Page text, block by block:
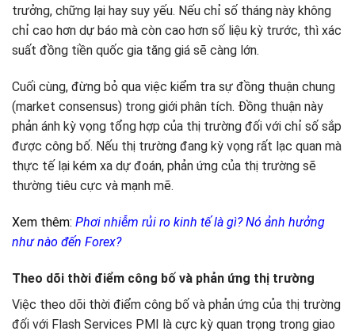
trưởng, chững lại hay suy yếu. Nếu chỉ số tháng này không
chỉ cao hơn dự báo mà còn cao hơn số liệu kỳ trước, thì xác
suất đồng tiền quốc gia tăng giá sẽ càng lớn.
Cuối cùng, đừng bỏ qua việc kiểm tra sự đồng thuận chung
(market consensus) trong giới phân tích. Đồng thuận này
phản ánh kỳ vọng tổng hợp của thị trường đối với chỉ số sắp
được công bố. Nếu thị trường đang kỳ vọng rất lạc quan mà
thực tế lại kém xa dự đoán, phản ứng của thị trường sẽ
thường tiêu cực và mạnh mẽ.
Xem thêm: Phơi nhiễm rủi ro kinh tế là gì? Nó ảnh hưởng
như nào đến Forex?
Theo dõi thời điểm công bố và phản ứng thị trường
Việc theo dõi thời điểm công bố và phản ứng của thị trường
đối với Flash Services PMI là cực kỳ quan trọng trong giao